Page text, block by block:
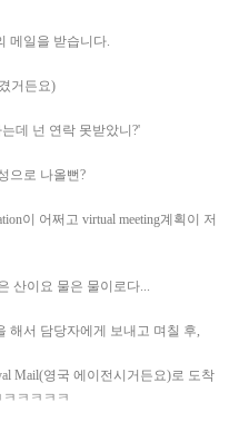
메일을 받습니다.
거든요)
데 넌 연락 못받았니?'
으로 나올뻔?
이 어쩌고 virtual meeting계획이 저
산이요 물은 물이로다...
해서 담당자에게 보내고 며칠 후,
Mail(영국 에이전시거든요)로 도착
ㅋㅋㅋㅋ